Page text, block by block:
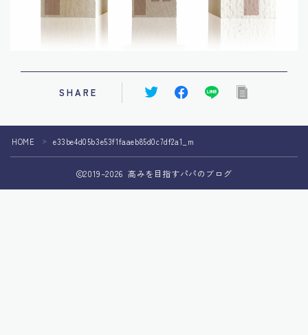
SHARE
HOME ＞ e33be4d05b3e53f1faaeb85d0c7df2a1_m
2019–2026 高みを目指すパパのブログ